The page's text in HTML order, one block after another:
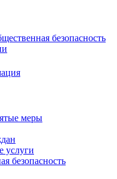
безопасность
меры
услуги
безопасность